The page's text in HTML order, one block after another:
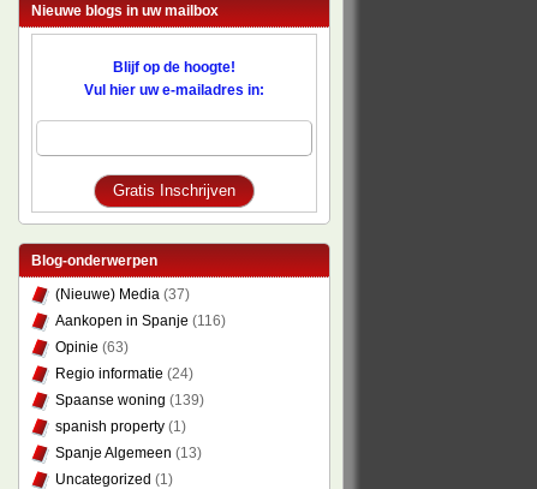
Nieuwe blogs in uw mailbox
Blijf op de hoogte!
Vul hier uw e-mailadres in:
Blog-onderwerpen
(Nieuwe) Media (37)
Aankopen in Spanje (116)
Opinie (63)
Regio informatie (24)
Spaanse woning (139)
spanish property (1)
Spanje Algemeen (13)
Uncategorized (1)